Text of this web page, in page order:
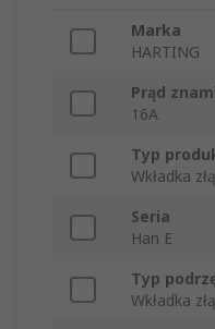
Marka
HARTING
Prąd
16A
Typ
Wkładka
Seria
Han E
Typ
Wkładka